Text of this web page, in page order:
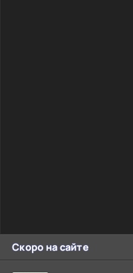
Скоро на сайте